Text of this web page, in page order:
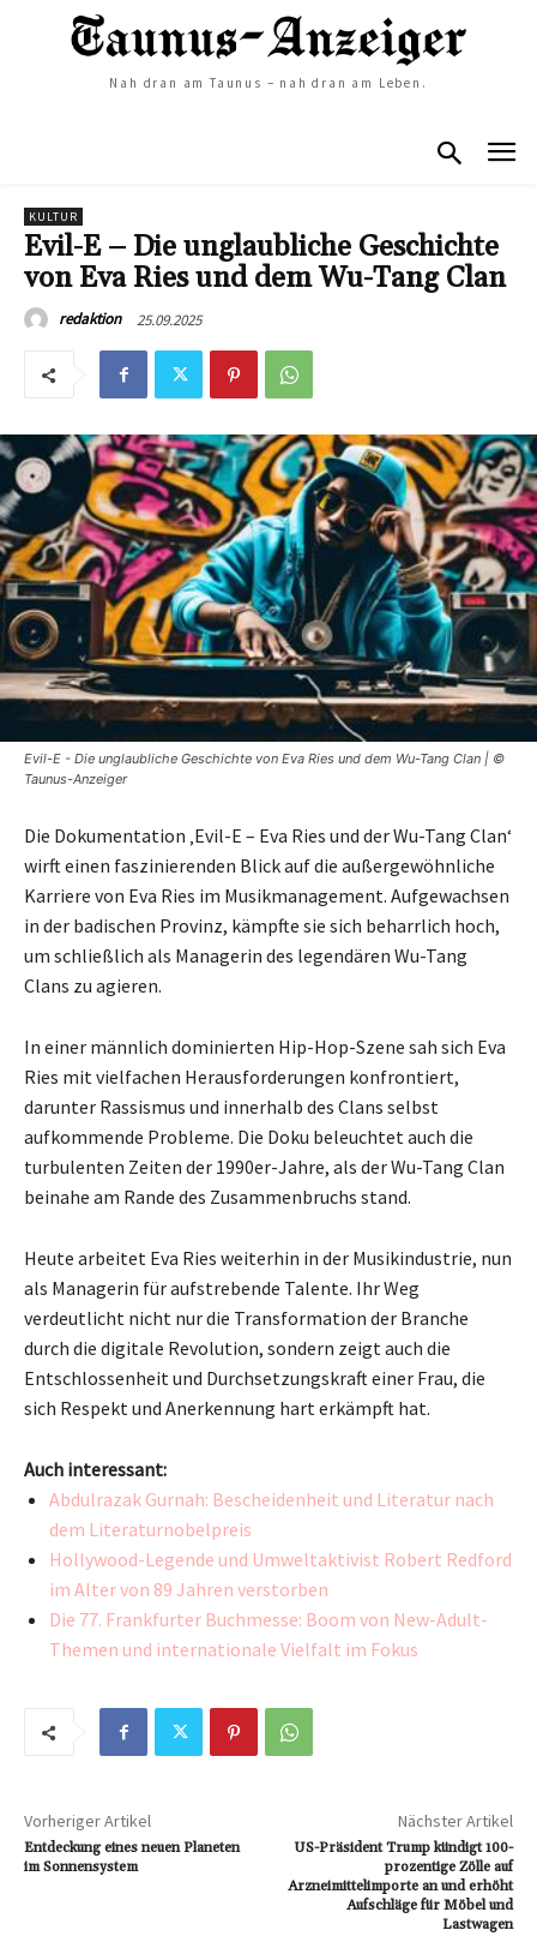
Nah dran am Taunus – nah dran am Leben.
KULTUR
Evil-E – Die unglaubliche Geschichte
von Eva Ries und dem Wu-Tang Clan
redaktion 25.09.2025
Evil-E - Die unglaubliche Geschichte von Eva Ries und dem Wu-Tang Clan | ©
Taunus-Anzeiger
Die Dokumentation ‚Evil-E – Eva Ries und der Wu-Tang Clan‘
wirft einen faszinierenden Blick auf die außergewöhnliche
Karriere von Eva Ries im Musikmanagement. Aufgewachsen
in der badischen Provinz, kämpfte sie sich beharrlich hoch,
um schließlich als Managerin des legendären Wu-Tang
Clans zu agieren.
In einer männlich dominierten Hip-Hop-Szene sah sich Eva
Ries mit vielfachen Herausforderungen konfrontiert,
darunter Rassismus und innerhalb des Clans selbst
aufkommende Probleme. Die Doku beleuchtet auch die
turbulenten Zeiten der 1990er-Jahre, als der Wu-Tang Clan
beinahe am Rande des Zusammenbruchs stand.
Heute arbeitet Eva Ries weiterhin in der Musikindustrie, nun
als Managerin für aufstrebende Talente. Ihr Weg
verdeutlicht nicht nur die Transformation der Branche
durch die digitale Revolution, sondern zeigt auch die
Entschlossenheit und Durchsetzungskraft einer Frau, die
sich Respekt und Anerkennung hart erkämpft hat.
Auch interessant:
Abdulrazak Gurnah: Bescheidenheit und Literatur nach
dem Literaturnobelpreis
Hollywood-Legende und Umweltaktivist Robert Redford
im Alter von 89 Jahren verstorben
Die 77. Frankfurter Buchmesse: Boom von New-Adult-
Themen und internationale Vielfalt im Fokus
Vorheriger Artikel
Entdeckung eines neuen Planeten
im Sonnensystem
Nächster Artikel
US-Präsident Trump kündigt 100-
prozentige Zölle auf
Arzneimittelimporte an und erhöht
Aufschläge für Möbel und
Lastwagen